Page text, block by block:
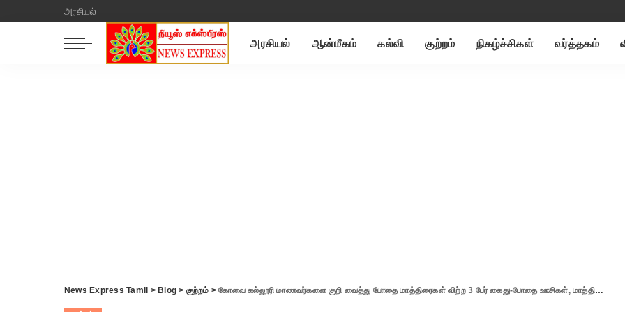
அரசியல்
அரசியல் ஆன்மீகம் கல்வி குற்றம் நிகழ்ச்சிகள் வர்த்தகம்
News Express Tamil > Blog > குற்றம் >கோவை கல்லூரி மாணவர்களை குறி வைத்து போதை மாத்திரைகள் விற்ற 3 பேர் கைது-போதை ஊசிகள், மாத்திரைகள் பறிமுதல்..!!